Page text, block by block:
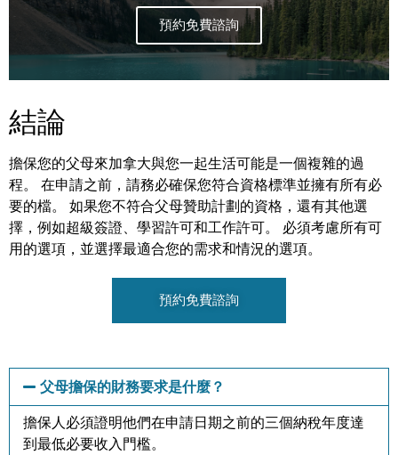
預約免費諮詢
結論
擔保您的父母來加拿大與您一起生活可能是一個複雜的過
程。 在申請之前，請務必確保您符合資格標準並擁有所有必
要的檔。 如果您不符合父母贊助計劃的資格，還有其他選
擇，例如超級簽證、學習許可和工作許可。 必須考慮所有可
用的選項，並選擇最適合您的需求和情況的選項。
預約免費諮詢
父母擔保的財務要求是什麼？
擔保人必須證明他們在申請日期之前的三個納稅年度達
到最低必要收入門檻。